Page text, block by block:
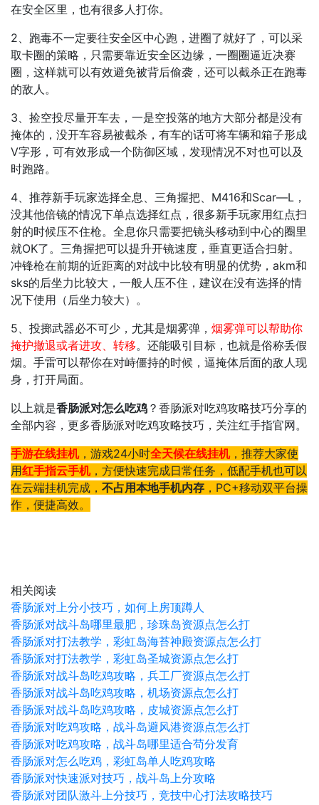
在安全区里，也有很多人打你。
2、跑毒不一定要往安全区中心跑，进圈了就好了，可以采
取卡圈的策略，只需要靠近安全区边缘，一圈圈逼近决赛
圈，这样就可以有效避免被背后偷袭，还可以截杀正在跑毒
的敌人。
3、捡空投尽量开车去，一是空投落的地方大部分都是没有
掩体的，没开车容易被截杀，有车的话可将车辆和箱子形成
V字形，可有效形成一个防御区域，发现情况不对也可以及
时跑路。
4、推荐新手玩家选择全息、三角握把、M416和Scar—L，
没其他倍镜的情况下单点选择红点，很多新手玩家用红点扫
射的时候压不住枪。全息你只需要把镜头移动到中心的圈里
就OK了。三角握把可以提升开镜速度，垂直更适合扫射。
冲锋枪在前期的近距离的对战中比较有明显的优势，akm和
sks的后坐力比较大，一般人压不住，建议在没有选择的情
况下使用（后坐力较大）。
5、投掷武器必不可少，尤其是烟雾弹， 烟雾弹可以帮助你
掩护撤退或者进攻、转移。还能吸引目标，也就是俗称丢假
烟。手雷可以帮你在对峙僵持的时候，逼掩体后面的敌人现
身，打开局面。
以上就是香肠派对怎么吃鸡 ？香肠派对吃鸡攻略技巧分享的
全部内容，更多香肠派对吃鸡攻略技巧，关注红手指官网。
手游在线挂机，游戏24小时全天候在线挂机，推荐大家使
用红手指云手机，方便快速完成日常任务，低配手机也可以
在云端挂机完成， 不占用本地手机内存 ，PC+移动双平台操
作，便捷高效。
相关阅读
香肠派对上分小技巧，如何上房顶蹲人
香肠派对战斗岛哪里最肥，珍珠岛资源点怎么打
香肠派对打法教学，彩虹岛海苔神殿资源点怎么打
香肠派对打法教学，彩虹岛圣城资源点怎么打
香肠派对战斗岛吃鸡攻略，兵工厂资源点怎么打
香肠派对战斗岛吃鸡攻略，机场资源点怎么打
香肠派对战斗岛吃鸡攻略，皮城资源点怎么打
香肠派对吃鸡攻略，战斗岛避风港资源点怎么打
香肠派对吃鸡攻略，战斗岛哪里适合苟分发育
香肠派对怎么吃鸡，彩虹岛单人吃鸡攻略
香肠派对快速派对技巧，战斗岛上分攻略
香肠派对团队激斗上分技巧，竞技中心打法攻略技巧